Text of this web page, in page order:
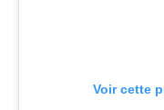
Voir cette